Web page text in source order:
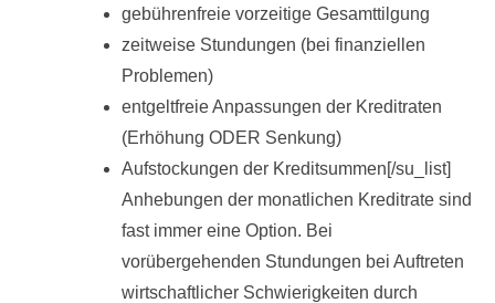
gebührenfreie vorzeitige Gesamttilgung
zeitweise Stundungen (bei finanziellen
Problemen)
entgeltfreie Anpassungen der Kreditraten
(Erhöhung ODER Senkung)
Aufstockungen der Kreditsummen[/su_list]
Anhebungen der monatlichen Kreditrate sind
fast immer eine Option. Bei
vorübergehenden Stundungen bei Auftreten
wirtschaftlicher Schwierigkeiten durch